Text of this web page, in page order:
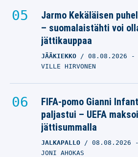
Jarmo Kekäläisen
– suomalaistähti voi
jättikauppaa
JÄÄKIEKKO 08.08.2026 -
VILLE HIRVONEN
FIFA-pomo Gianni
paljastui – UEFA
jättisummalla
JALKAPALLO 08.08.2026
JONI AHOKAS